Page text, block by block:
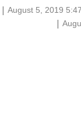
August 5, 2019
|
|